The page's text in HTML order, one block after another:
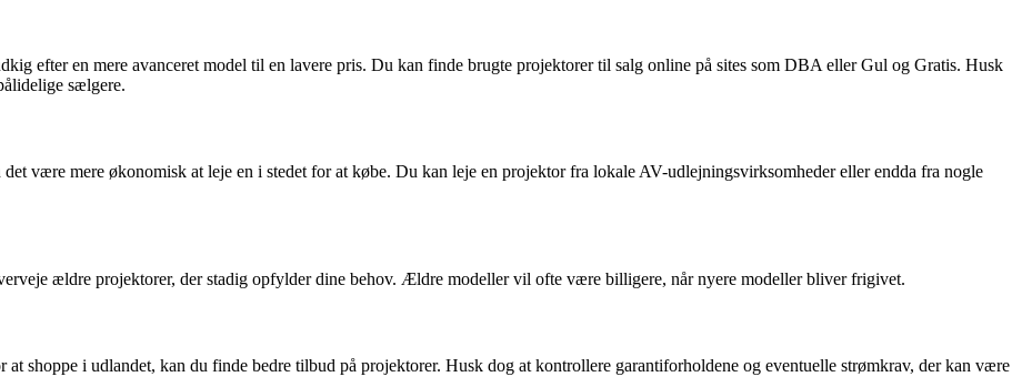
efter en mere avanceret model til en lavere pris. Du kan finde brugte projektorer til salg online på sites som DBA eller Gul og Gratis. Husk
sælgere.
være mere økonomisk at leje en i stedet for at købe. Du kan leje en projektor fra lokale AV-udlejningsvirksomheder eller endda fra nogle
ældre projektorer, der stadig opfylder dine behov. Ældre modeller vil ofte være billigere, når nyere modeller bliver frigivet.
shoppe i udlandet, kan du finde bedre tilbud på projektorer. Husk dog at kontrollere garantiforholdene og eventuelle strømkrav, der kan være